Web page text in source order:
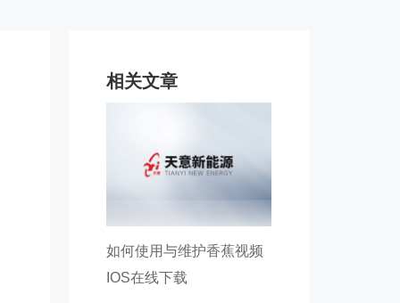
相关文章
如何使用与维护香蕉视频
IOS在线下载